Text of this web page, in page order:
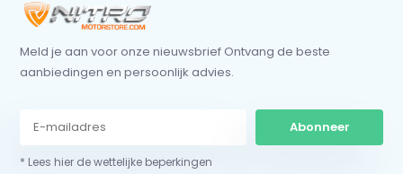
Meld je aan voor onze nieuwsbrief Ontvang de beste
aanbiedingen en persoonlijk advies.
Abonneer
* Lees hier de wettelijke beperkingen